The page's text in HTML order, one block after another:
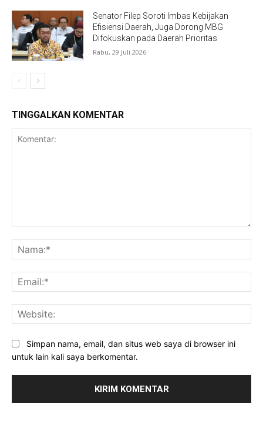
Senator Filep Soroti Imbas Kebijakan
Efisiensi Daerah, Juga Dorong MBG
Difokuskan pada Daerah Prioritas
Rabu, 29 Juli 2026
TINGGALKAN KOMENTAR
Simpan nama, email, dan situs web saya di browser ini
untuk lain kali saya berkomentar.